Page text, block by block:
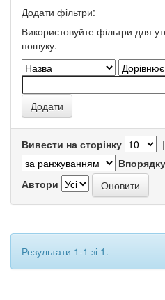
Додати фільтри:
Використовуйте фільтри для
пошуку.
Вивести на сторінку |
Автори
Результати 1-1 зі 1.